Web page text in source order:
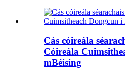
Cás cóireála
Cóireála
mBéising